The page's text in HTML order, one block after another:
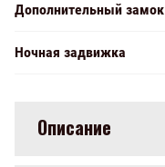
Дополнительный замок
Ночная задвижка
Описание